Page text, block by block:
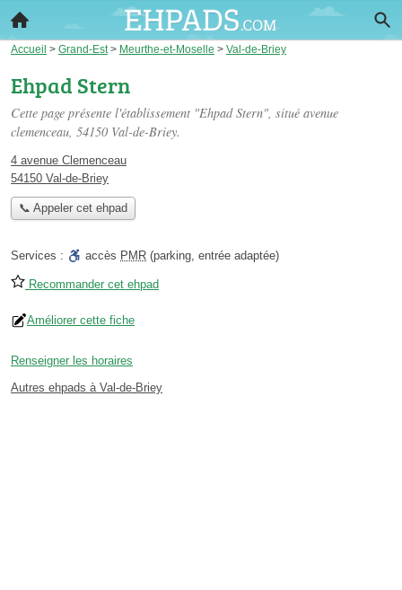
Accueil > Grand-Est> Meurthe-et-Moselle > Val-de-Briey
Ehpad Stern
Cette page présente l'établissement "Ehpad Stern", situé avenue
clemenceau, 54150 Val-de-Briey.
4 avenue Clemenceau
54150 Val-de-Briey
📞 Appeler cet ehpad
Services : accès PMR (parking, entrée adaptée)
Recommander cet ehpad
Améliorer cette fiche
Renseigner les horaires
Autres ehpads à Val-de-Briey